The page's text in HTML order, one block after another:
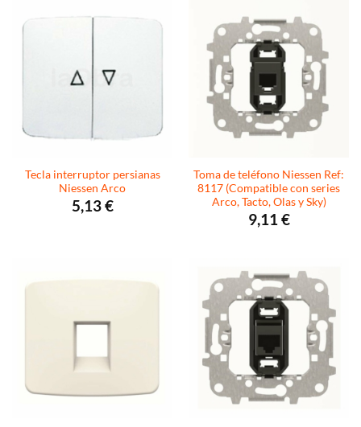
Tecla interruptor persianas
Niessen Arco
5,13€
Toma de teléfono Niessen Ref:
8117 (Compatible con series
Arco, Tacto, Olas y Sky)
9,11€